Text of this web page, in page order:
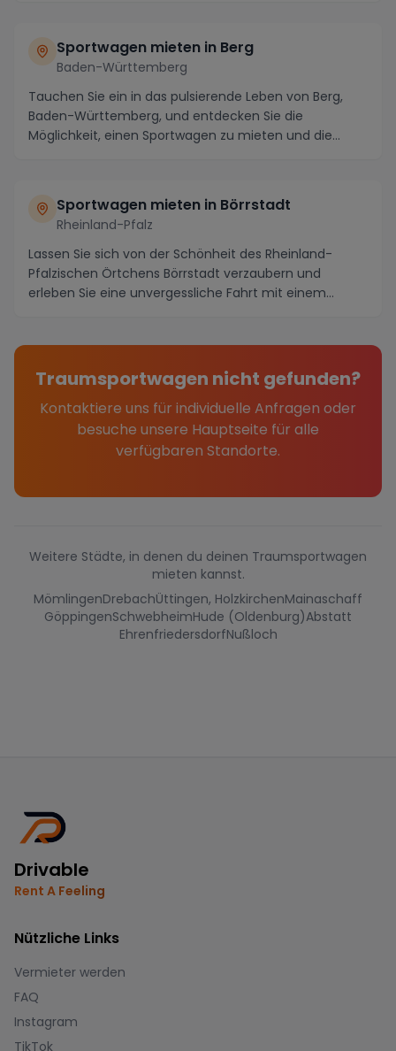
Sportwagen mieten in Berg
Baden-Württemberg
Tauchen Sie ein in das pulsierende Leben von Berg,
Baden-Württemberg, und entdecken Sie die
Möglichkeit, einen Sportwagen zu mieten und die
Sportwagen mieten in Börrstadt
Rheinland-Pfalz
Lassen Sie sich von der Schönheit des Rheinland-
Pfalzischen Örtchens Börrstadt verzaubern und
erleben Sie eine unvergessliche Fahrt mit einem
Traumsportwagen nicht gefunden?
Kontaktiere uns für individuelle Anfragen oder
besuche unsere Hauptseite für alle
verfügbaren Standorte.
Weitere Städte, in denen du deinen Traumsportwagen
mieten kannst.
MömlingenDrebachÜttingen, HolzkirchenMainaschaff
GöppingenSchwebheimHude (Oldenburg)Abstatt
EhrenfriedersdorfNußloch
Drivable
Rent A Feeling
Nützliche Links
Vermieter werden
FAQ
Instagram
TikTok